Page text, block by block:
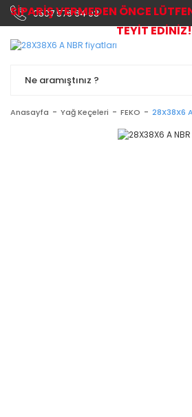
0507 576 64 03
Anasayfa Yağ Keçeleri FEKO 28X38X6
SİPARİŞ VERMEDEN ÖNCE
TEYİT EDİNİZ!